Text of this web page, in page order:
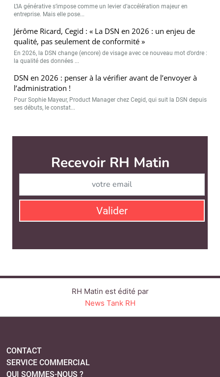
L’IA générative s’impose comme un levier d’accélération majeur en
entreprise. Mais elle pose...
Jérôme Ricard, Cegid : « La DSN en 2026 : un enjeu de
qualité, pas seulement de conformité »
En 2026, la DSN change (encore) de visage avec ce nouveau mot d’ordre :
la qualité des données ...
DSN en 2026 : penser à la vérifier avant de l’envoyer à
l’administration !
Pour Sophie Mayeur, Product Manager chez Cegid, qui suit la DSN depuis
ses débuts, le constat...
RH Matin est édité par
QUI SOMMES-NOUS ?
LINKEDINTWITTERFACEBOOK
MENTIONS LÉGALES
POLITIQUE DE CONFIDENTIALITÉ